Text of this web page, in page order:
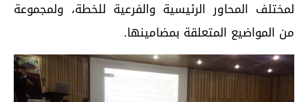
لمختلف المحاور الرئيسية والفرعية للخطة، ولمجموعة
من المواضيع المتعلقة بمضامينها.